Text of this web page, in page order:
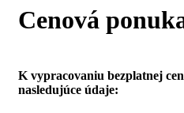
Cenová
K vypracovaniu bezplatnej
nasledujúce údaje: